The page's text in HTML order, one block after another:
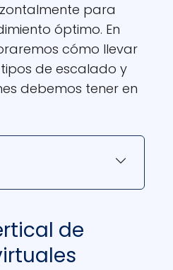
para
óptimo. En
cómo llevar
de escalado y
debemos tener en
de